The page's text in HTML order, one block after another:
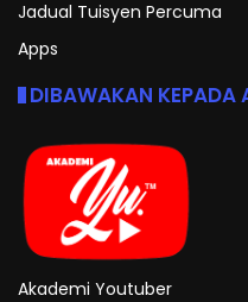
Jadual Tuisyen Percuma
Apps
DIBAWAKAN KEPADA
Akademi Youtuber